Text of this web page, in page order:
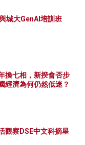
城大GenAI培訓班
換七相，新揆會否步
經濟為何仍然低迷？
觀察DSE中文科摘星